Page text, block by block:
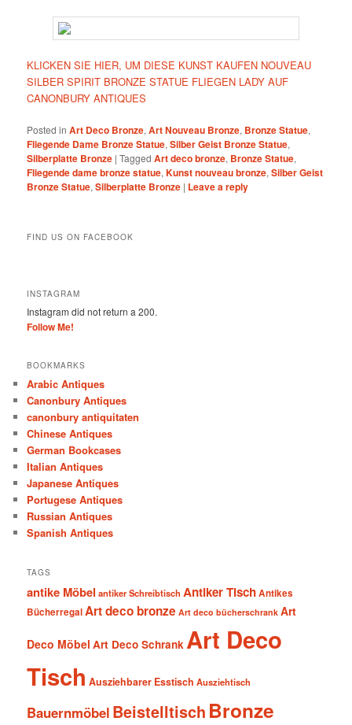
KLICKEN SIE HIER, UM DIESE KUNST KAUFEN NOUVEAU
SILBER SPIRIT BRONZE STATUE FLIEGEN LADY AUF
CANONBURY ANTIQUES
Posted in Art Deco Bronze,Art Nouveau Bronze, Bronze Statue,
Fliegende Dame Bronze Statue,Silber Geist Bronze Statue,
Silberplatte Bronze |Tagged Art deco bronze, Bronze Statue,
Fliegende dame bronze statue,Kunst nouveau bronze,Silber Geist
Bronze Statue,Silberplatte Bronze | Leave a reply
FIND US ON FACEBOOK
INSTAGRAM
Instagram did not return a 200.
Follow Me!
BOOKMARKS
Arabic Antiques
Canonbury Antiques
canonbury antiquitaten
Chinese Antiques
German Bookcases
Italian Antiques
Japanese Antiques
Portugese Antiques
Russian Antiques
Spanish Antiques
TAGS
antike Möbel antiker Schreibtisch Antiker TischAntikes
BücherregalArt deco bronze Art deco bücherschrank Art
Deco Möbel Art Deco Schrank Art Deco
Tisch Ausziehbarer Esstisch Ausziehtisch
Bauernmöbel Beistelltisch Bronze